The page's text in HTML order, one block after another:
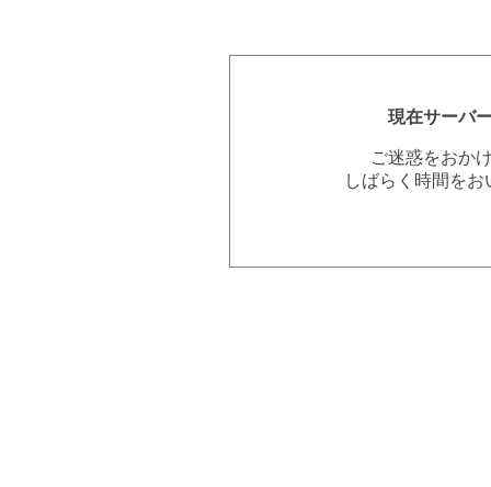
現在サーバ
ご迷惑をおか
しばらく時間を